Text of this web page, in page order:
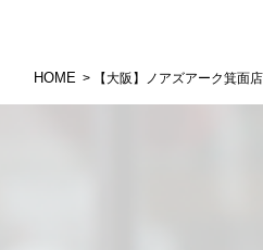
HOME > 【大阪】ノアズアーク箕面店